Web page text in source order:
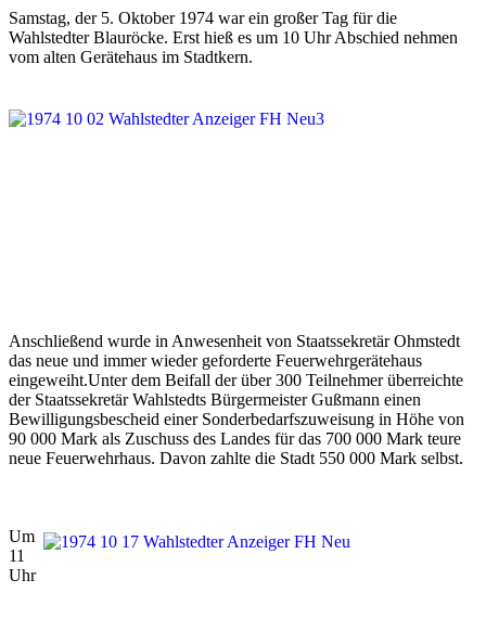
Samstag, der 5. Oktober 1974 war ein großer Tag für die
Wahlstedter Blauröcke. Erst hieß es um 10 Uhr Abschied nehmen
vom alten Gerätehaus im Stadtkern.
Anschließend wurde in Anwesenheit von Staatssekretär Ohmstedt
das neue und immer wieder geforderte Feuerwehrgerätehaus
eingeweiht.Unter dem Beifall der über 300 Teilnehmer überreichte
der Staatssekretär Wahlstedts Bürgermeister Gußmann einen
Bewilligungsbescheid einer Sonderbedarfszuweisung in Höhe von
90 000 Mark als Zuschuss des Landes für das 700 000 Mark teure
neue Feuerwehrhaus. Davon zahlte die Stadt 550 000 Mark selbst.
Um
11
Uhr